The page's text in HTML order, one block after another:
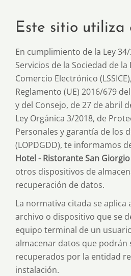
Este sitio utiliza
En cumplimiento de la Ley
Servicios de la Sociedad de
Comercio Electrónico
Reglamento (UE) 2016/679
y del Consejo, de 27 de abril
Ley Orgánica 3/2018, de
Personales y garantía de los
(LOPDGDD), te informamos
Hotel - Ristorante San Giorgio
otros dispositivos de
recuperación de datos.
La normativa citada se aplica
archivo o dispositivo que se
equipo terminal de un
almacenar datos que podrán
recuperados por la entidad
instalación.